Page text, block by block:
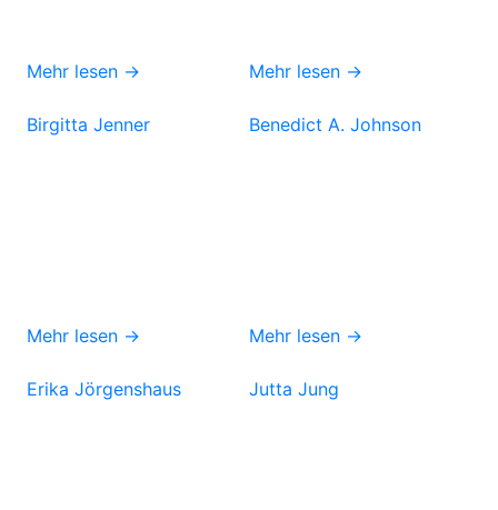
Mehr lesen → Mehr lesen →
Birgitta Jenner
Mehr lesen →
Benedict A. Johnson
Mehr lesen →
Erika Jörgenshaus Jutta Jung